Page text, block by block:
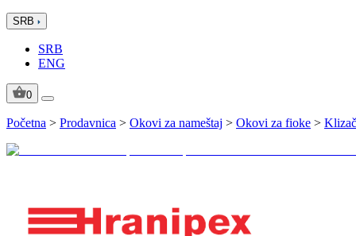
SRB
SRB
ENG
0
Početna > Prodavnica > Okovi za nameštaj > Okovi za fioke >